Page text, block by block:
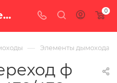
Оголовок-переход ф 115х200, AISI 439/439, 1,0мм/0,5мм, (К), тип-2 — купить в Екатеринбурге по цене 2 075 руб. в интернет-магазине «100 печей.ру» 0
— Элементы дымохода
ф